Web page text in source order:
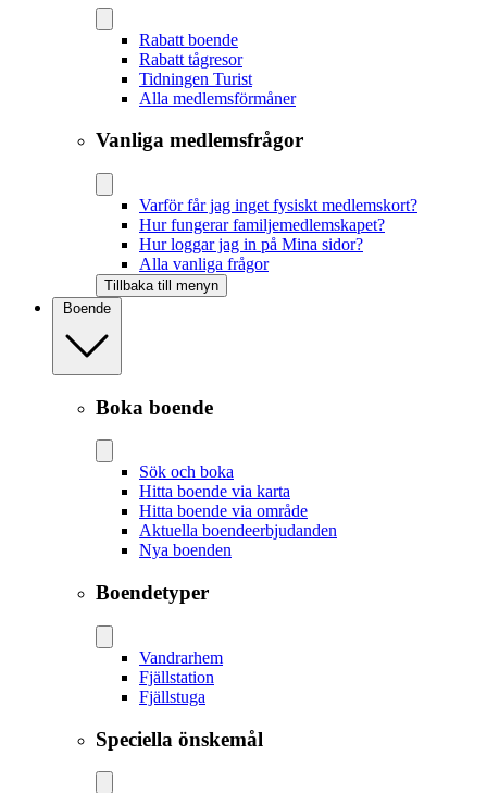
Rabatt boende
Rabatt tågresor
Tidningen Turist
Alla medlemsförmåner
Vanliga medlemsfrågor
Varför får jag inget fysiskt medlemskort?
Hur fungerar familjemedlemskapet?
Hur loggar jag in på Mina sidor?
Alla vanliga frågor
Tillbaka till menyn
Boende
Boka boende
Sök och boka
Hitta boende via karta
Hitta boende via område
Aktuella boendeerbjudanden
Nya boenden
Boendetyper
Vandrarhem
Fjällstation
Fjällstuga
Speciella önskemål